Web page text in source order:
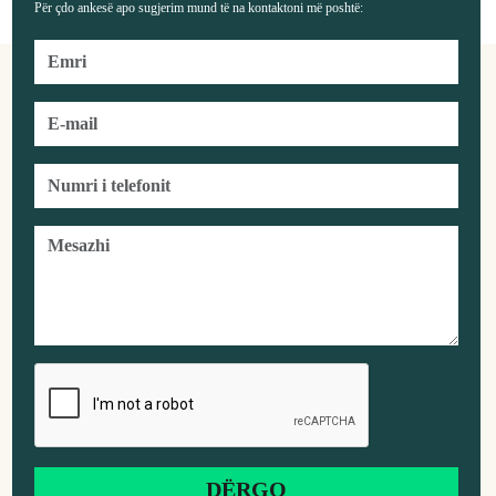
Për çdo ankesë apo sugjerim mund të na kontaktoni më poshtë: